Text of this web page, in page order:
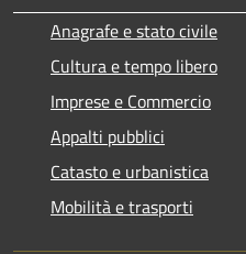
Anagrafe e stato civile
Cultura e tempo libero
Imprese e Commercio
Appalti pubblici
Catasto e urbanistica
Mobilità e trasporti